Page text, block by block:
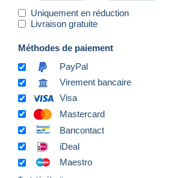
Uniquement en réduction
Livraison gratuite
Méthodes de paiement
PayPal
Virement bancaire
Visa
Mastercard
Bancontact
iDeal
Maestro